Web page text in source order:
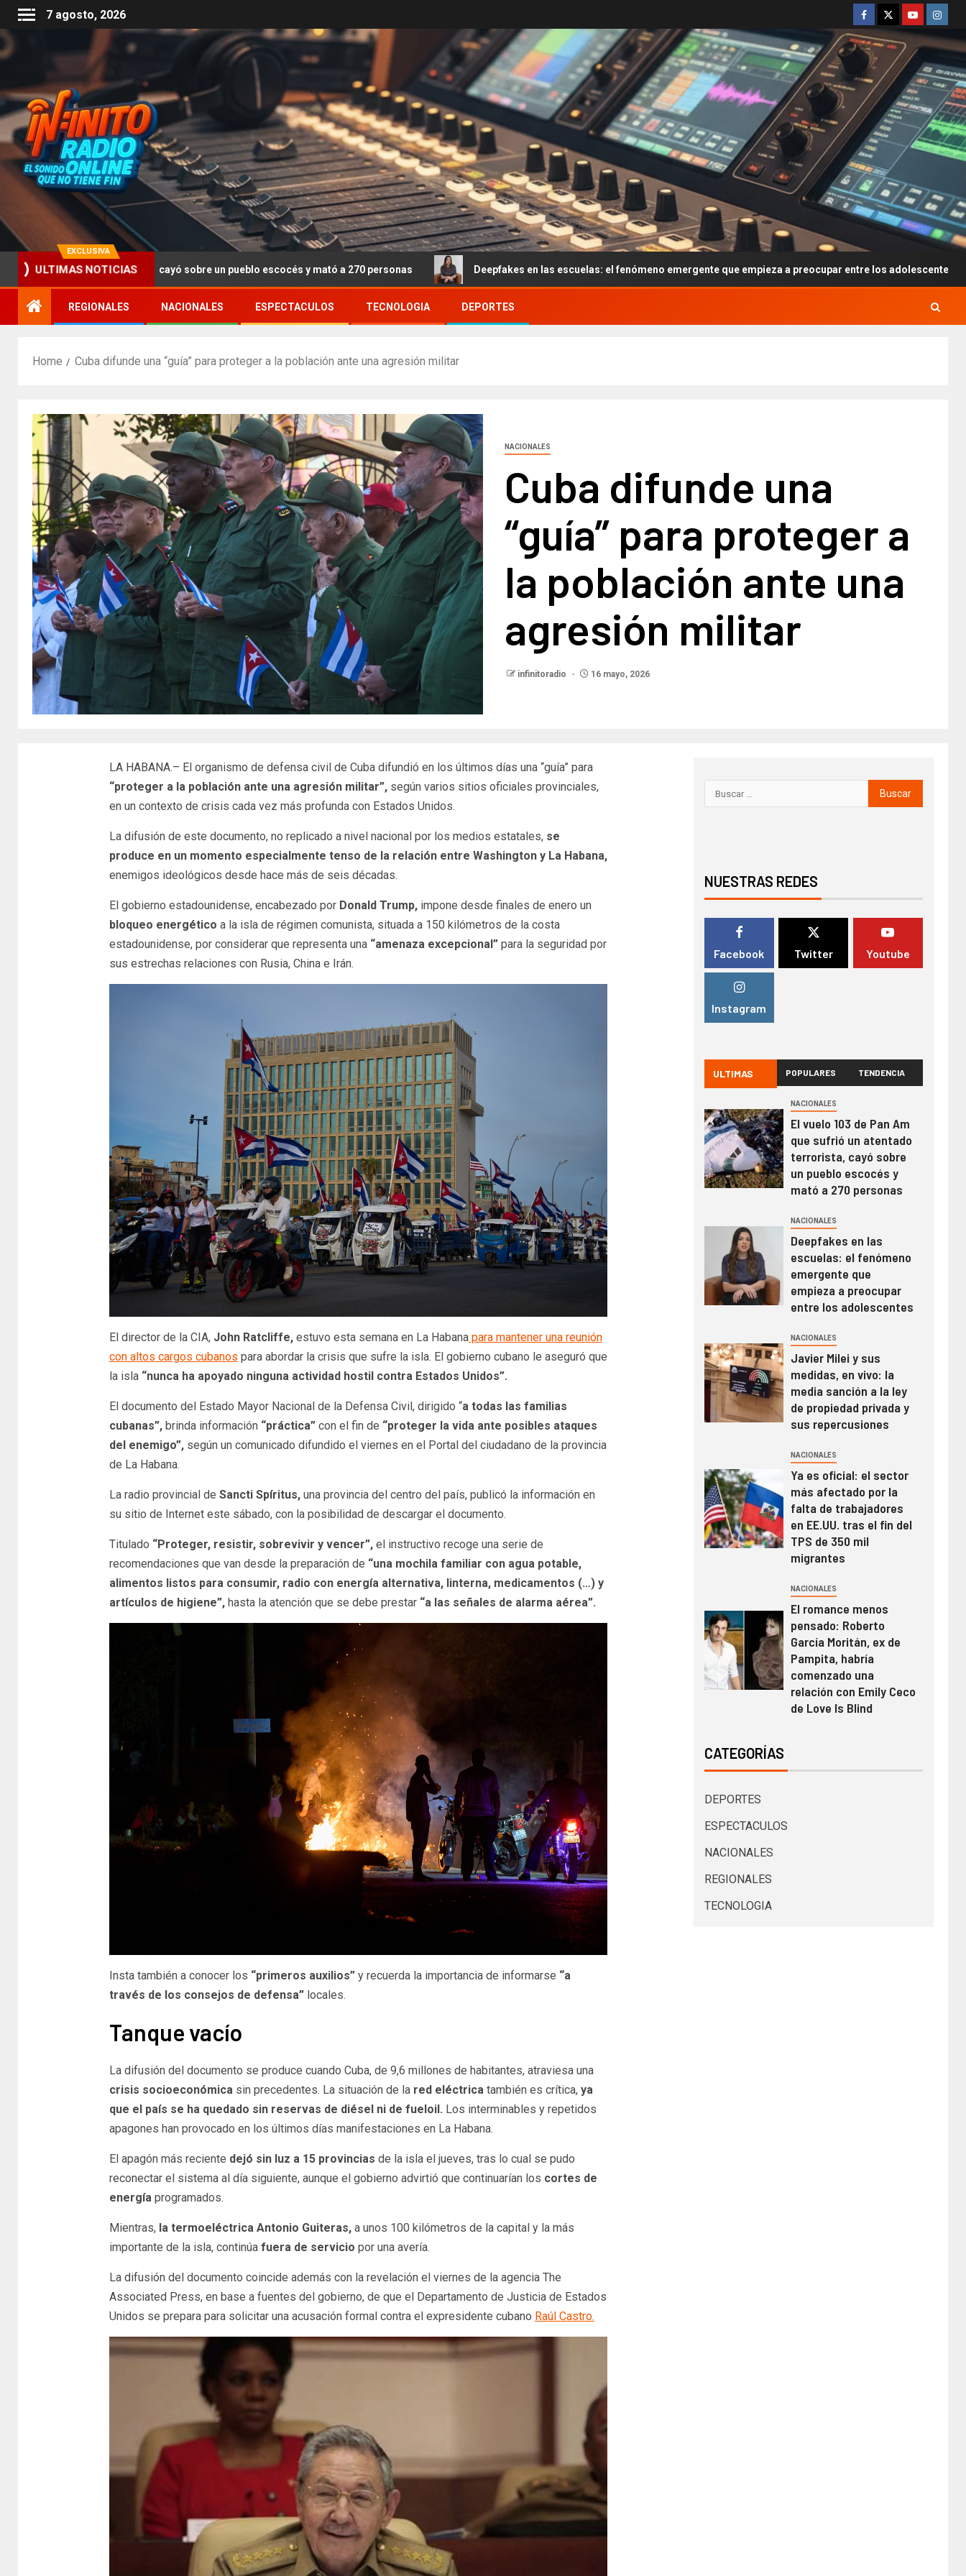
7 agosto, 2026
EXCLUSIVA
ULTIMAS NOTICIAS
terrorista, cayó sobre un pueblo escocés y mató a 270 personas Deepfakes en las escuelas: el fenómeno emergente que empieza a preocupar entre los adolescentes Javier
REGIONALES NACIONALES ESPECTACULOS TECNOLOGIA DEPORTES
Home Cuba difunde una “guía” para proteger a la población ante una agresión militar
NACIONALES
Cuba difunde una
“guía” para proteger a
la población ante una
agresión militar
infinitoradio 16 mayo, 2026
LA HABANA.– El organismo de defensa civil de Cuba difundió en los últimos días una “guía” para
“proteger a la población ante una agresión militar”,según varios sitios oficiales provinciales,
en un contexto de crisis cada vez más profunda con Estados Unidos.
La difusión de este documento, no replicado a nivel nacional por los medios estatales, se
produce en un momento especialmente tenso de la relación entre Washington y La Habana,
enemigos ideológicos desde hace más de seis décadas.
El gobierno estadounidense, encabezado por Donald Trump,impone desde finales de enero un
bloqueo energético a la isla de régimen comunista, situada a 150 kilómetros de la costa
estadounidense, por considerar que representa una “amenaza excepcional”para la seguridad por
sus estrechas relaciones con Rusia, China e Irán.
El director de la CIA, John Ratcliffe,estuvo esta semana en La Habanapara mantener una reunión
con altos cargos cubanos para abordar la crisis que sufre la isla. El gobierno cubano le aseguró que
la isla “nunca ha apoyado ninguna actividad hostil contra Estados Unidos”.
El documento del Estado Mayor Nacional de la Defensa Civil, dirigido “a todas las familias
cubanas”,brinda información “práctica”con el fin de “proteger la vida ante posibles ataques
del enemigo”,según un comunicado difundido el viernes en el Portal del ciudadano de la provincia
de La Habana.
La radio provincial de Sancti Spíritus,una provincia del centro del país, publicó la información en
su sitio de Internet este sábado, con la posibilidad de descargar el documento.
Titulado “Proteger, resistir, sobrevivir y vencer”,el instructivo recoge una serie de
recomendaciones que van desde la preparación de “una mochila familiar con agua potable,
alimentos listos para consumir, radio con energía alternativa, linterna, medicamentos (…) y
artículos de higiene”, hasta la atención que se debe prestar “a las señales de alarma aérea”.
Insta también a conocer los “primeros auxilios”y recuerda la importancia de informarse “a
través de los consejos de defensa” locales.
Tanque vacío
La difusión del documento se produce cuando Cuba, de 9,6 millones de habitantes, atraviesa una
crisis socioeconómicasin precedentes. La situación de la red eléctricatambién es crítica, ya
que el país se ha quedado sin reservas de diésel ni de fueloil. Los interminables y repetidos
apagones han provocado en los últimos días manifestaciones en La Habana.
El apagón más reciente dejó sin luz a 15 provincias de la isla el jueves, tras lo cual se pudo
reconectar el sistema al día siguiente, aunque el gobierno advirtió que continuarían los cortes de
energíaprogramados.
Mientras, la termoeléctrica Antonio Guiteras,a unos 100 kilómetros de la capital y la más
importante de la isla, continúa fuera de servicio por una avería.
La difusión del documento coincide además con la revelación el viernes de la agencia The
Associated Press, en base a fuentes del gobierno, de que el Departamento de Justicia de Estados
Unidos se prepara para solicitar una acusación formal contra el expresidente cubano Raúl Castro.
NUESTRAS REDES
Facebook Twitter Youtube
Instagram
ULTIMAS POPULARES TENDENCIA
NACIONALES
El vuelo 103 de Pan Am
que sufrió un atentado
terrorista, cayó sobre
un pueblo escocés y
mató a 270 personas
NACIONALES
Deepfakes en las
escuelas: el fenómeno
emergente que
empieza a preocupar
entre los adolescentes
NACIONALES
Javier Milei y sus
medidas, en vivo: la
media sanción a la ley
de propiedad privada y
sus repercusiones
NACIONALES
Ya es oficial: el sector
más afectado por la
falta de trabajadores
en EE.UU. tras el fin del
TPS de 350 mil
migrantes
NACIONALES
El romance menos
pensado: Roberto
García Moritán, ex de
Pampita, habría
comenzado una
relación con Emily Ceco
de Love Is Blind
CATEGORÍAS
DEPORTES
ESPECTACULOS
NACIONALES
REGIONALES
TECNOLOGIA